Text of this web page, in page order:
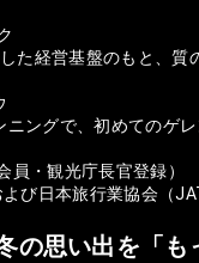
た経営基盤のもと、質
ングで、初めてのゲ
員・観光庁長官登録）
び日本旅行業協会（
の思い出を「も